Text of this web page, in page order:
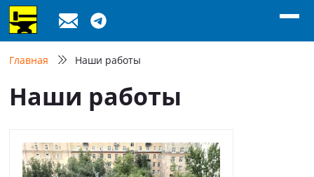
Главная Наши работы
Наши работы